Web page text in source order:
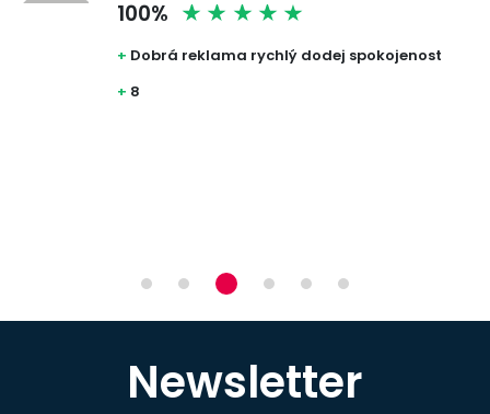
100%
+ Dobrá reklama rychlý dodej spokojenost
+ 8
Newsletter